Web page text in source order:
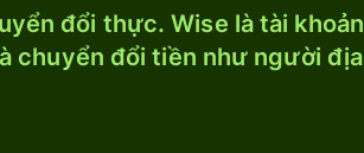
đổi thực. Wise là tài khoản
chuyển đổi tiền như người địa